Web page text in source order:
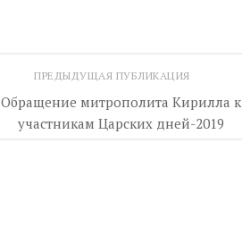
ПРЕДЫДУЩАЯ ПУБЛИКАЦИЯ
Обращение митрополита Кирилла к
участникам Царских дней-2019